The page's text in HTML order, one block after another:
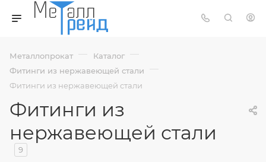
Металлопрокат — Каталог —
Фитинги из нержавеющей стали —
Фитинги из нержавеющей стали
Фитинги из
нержавеющей стали
9